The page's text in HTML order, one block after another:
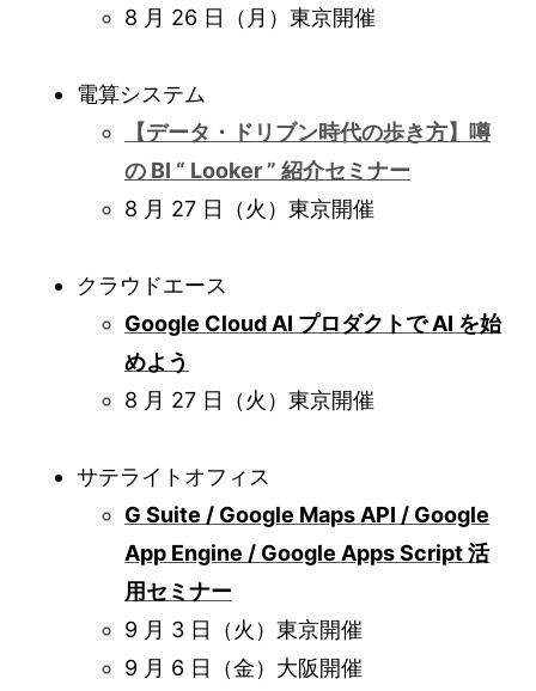
8 月 26 日（月）東京開催
電算システム
【データ・ドリブン時代の歩き方】噂
の BI “ Looker ” 紹介セミナー
8 月 27 日（火）東京開催
クラウドエース
Google Cloud AI プロダクトで AI を始
めよう
8 月 27 日（火）東京開催
サテライトオフィス
G Suite / Google Maps API / Google
App Engine / Google Apps Script 活
用セミナー
9 月 3 日（火）東京開催
9 月 6 日（金）大阪開催